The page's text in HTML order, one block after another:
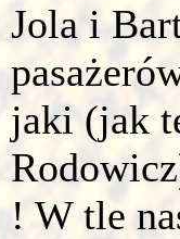
Jola i
jaki (jak
! W tle